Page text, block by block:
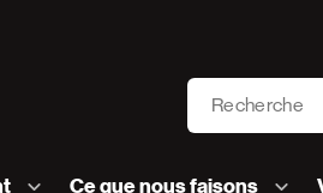
Recherche
Ce que nous faisons